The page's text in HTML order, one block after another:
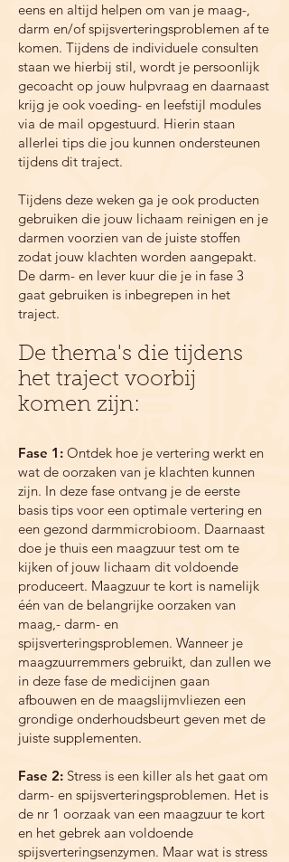
eens en altijd helpen om van je maag-,
darm en/of spijsverteringsproblemen af te
komen. Tijdens de individuele consulten
staan we hierbij stil, wordt je persoonlijk
gecoacht op jouw hulpvraag en daarnaast
krijg je ook voeding- en leefstijl modules
via de mail opgestuurd. Hierin staan
allerlei tips die jou kunnen ondersteunen
tijdens dit traject.
Tijdens deze weken ga je ook producten
gebruiken die jouw lichaam reinigen en je
darmen voorzien van de juiste stoffen
zodat jouw klachten worden aangepakt.
De darm- en lever kuur die je in fase 3
gaat gebruiken is inbegrepen in het
traject.
De thema's die tijdens
het traject voorbij
komen zijn:
Fase 1: Ontdek hoe je vertering werkt en
wat de oorzaken van je klachten kunnen
zijn. In deze fase ontvang je de eerste
basis tips voor een optimale vertering en
een gezond darmmicrobioom. Daarnaast
doe je thuis een maagzuur test om te
kijken of jouw lichaam dit voldoende
produceert. Maagzuur te kort is namelijk
één van de belangrijke oorzaken van
maag,- darm- en
spijsverteringsproblemen. Wanneer je
maagzuurremmers gebruikt, dan zullen we
in deze fase de medicijnen gaan
afbouwen en de maagslijmvliezen een
grondige onderhoudsbeurt geven met de
juiste supplementen.
Fase 2: Stress is een killer als het gaat om
darm- en spijsverteringsproblemen. Het is
de nr 1 oorzaak van een maagzuur te kort
en het gebrek aan voldoende
spijsverteringsenzymen. Maar wat is stress